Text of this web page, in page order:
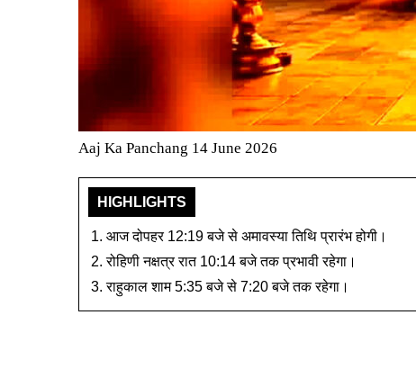
Aaj Ka Panchang 14 June 2026
HIGHLIGHTS
आज दोपहर 12:19 बजे से अमावस्या तिथि प्रारंभ होगी।
रोहिणी नक्षत्र रात 10:14 बजे तक प्रभावी रहेगा।
राहुकाल शाम 5:35 बजे से 7:20 बजे तक रहेगा।